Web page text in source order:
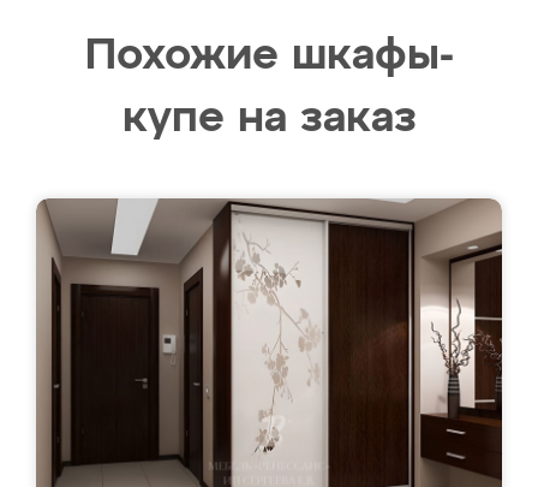
Похожие шкафы-
купе на заказ